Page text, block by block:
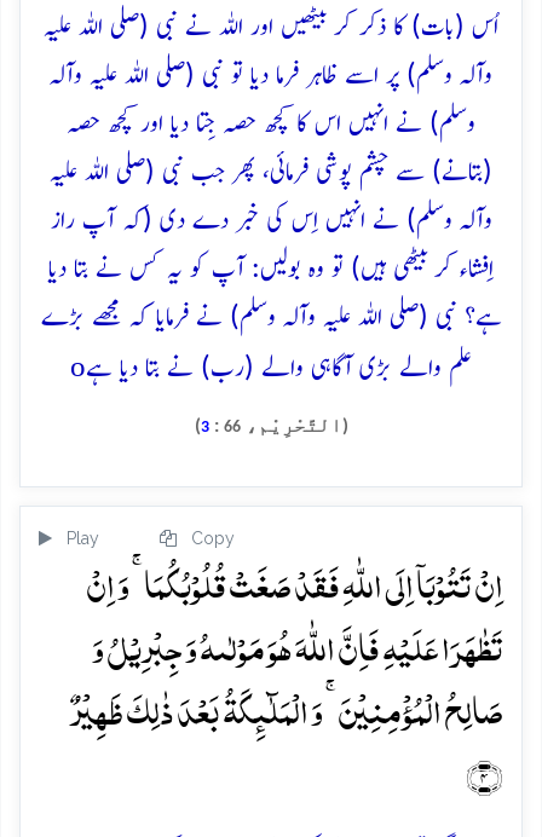
اُس (بات) کا ذکر کر بیٹھیں اور اللہ نے نبی (صلی اللہ علیہ
وآلہ وسلم) پر اسے ظاہر فرما دیا تو نبی (صلی اللہ علیہ وآلہ
وسلم) نے انہیں اس کا کچھ حصہ جِتا دیا اور کچھ حصہ
(بتانے) سے چشم پوشی فرمائی، پھر جب نبی (صلی اللہ علیہ
وآلہ وسلم) نے انہیں اِس کی خبر دے دی (کہ آپ راز
اِفشاء کر بیٹھی ہیں) تو وہ بولیں: آپ کو یہ کس نے بتا دیا
ہے؟ نبی (صلی اللہ علیہ وآلہ وسلم) نے فرمایا کہ مجھے بڑے
علم والے بڑی آگاہی والے (رب) نے بتا دیا ہےo
(التَّحْرِيْم،66
:
3
)
Play Copy
اِنۡ تَتُوۡبَاۤ اِلَی اللّٰہِ فَقَدۡ صَغَتۡ قُلُوۡبُکُمَا ۚ وَ اِنۡ
تَظٰہَرَا عَلَیۡہِ فَاِنَّ اللّٰہَ ہُوَ مَوۡلٰىہُ وَ جِبۡرِیۡلُ وَ
صَالِحُ الۡمُؤۡمِنِیۡنَ ۚ وَ الۡمَلٰٓئِکَۃُ بَعۡدَ ذٰلِکَ ظَہِیۡرٌ
﴿۴﴾